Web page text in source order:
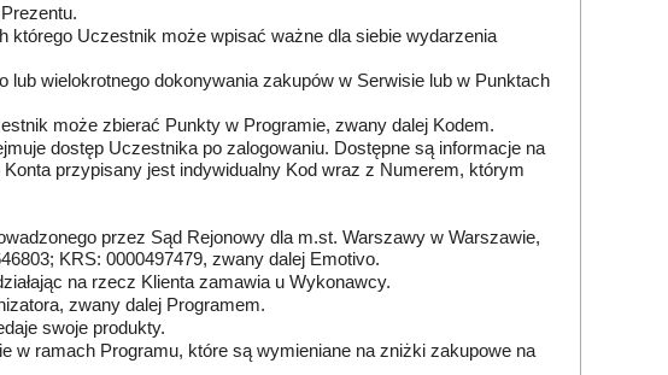
którego Uczestnik może wpisać ważne dla siebie wydarzenia
wielokrotnego dokonywania zakupów w Serwisie lub w Punktach
może zbierać Punkty w Programie, zwany dalej Kodem.
dostęp Uczestnika po zalogowaniu. Dostępne są informacje na
przypisany jest indywidualny Kod wraz z Numerem, którym
przez Sąd Rejonowy dla m.st. Warszawy w Warszawie,
KRS: 0000497479, zwany dalej Emotivo.
na rzecz Klienta zamawia u Wykonawcy.
zwany dalej Programem.
swoje produkty.
ramach Programu, które są wymieniane na zniżki zakupowe na